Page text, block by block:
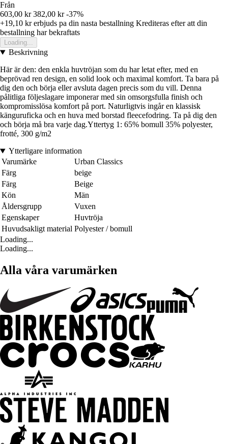
Från
603,00 kr 382,00 kr -37%
+19,10 krerbjuds pa din nasta bestallning Krediteras efter att din
bestallning har bekraftats
Loading...
Beskrivning
Här är den: den enkla huvtröjan som du har letat efter, med en
beprövad ren design, en solid look och maximal komfort. Ta bara på
dig den och börja eller avsluta dagen precis som du vill. Denna
pålitliga följeslagare imponerar med sin omsorgsfulla finish och
kompromisslösa komfort på port. Naturligtvis ingår en klassisk
känguruficka och en huva med borstad fleecefodring. Ta på dig den
och börja må bra varje dag.Yttertyg 1: 65% bomull 35% polyester,
frotté, 300 g/m2
Ytterligare information
Varumärke
Urban Classics
Färg
beige
Färg
Beige
Kön
Män
Åldersgrupp
Vuxen
Egenskaper
Huvtröja
Huvudsakligt material Polyester / bomull
Loading...
Loading...
Alla våra varumärken